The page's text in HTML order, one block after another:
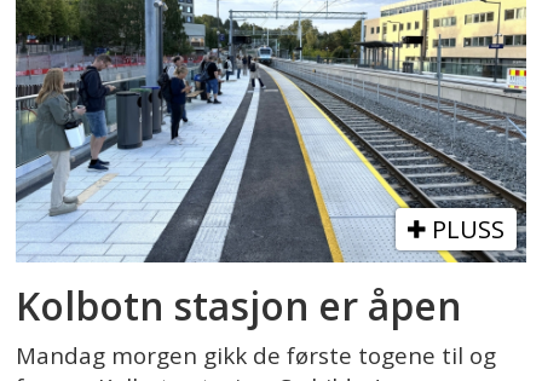
PLUSS
Kolbotn stasjon er åpen
Mandag morgen gikk de første togene til og